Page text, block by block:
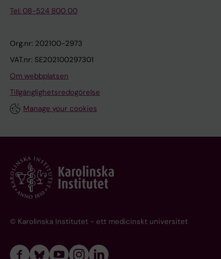
Tel: 08-524 800 00
Org.nr: 202100-2973
VAT.nr: SE202100297301
Om webbplatsen
Tillgänglighetsredogörelse
Manage your cookies
© Karolinska Institutet - ett medicinskt universitet